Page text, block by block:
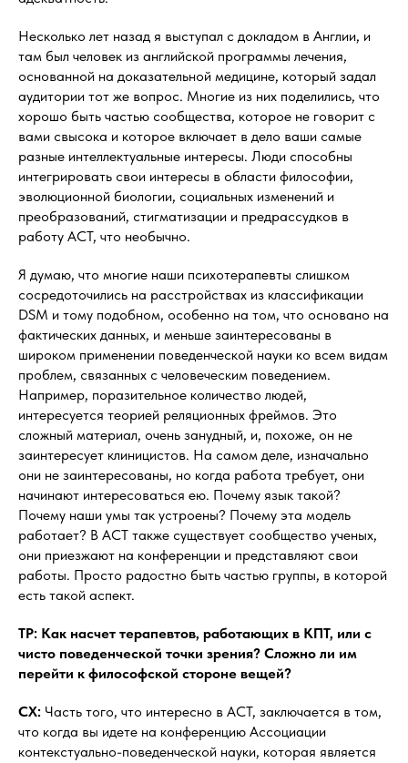
Несколько лет назад я выступал с докладом в Англии, и
там был человек из английской программы лечения,
основанной на доказательной медицине, который задал
аудитории тот же вопрос. Многие из них поделились, что
хорошо быть частью сообщества, которое не говорит с
вами свысока и которое включает в дело ваши самые
разные интеллектуальные интересы. Люди способны
интегрировать свои интересы в области философии,
эволюционной биологии, социальных изменений и
преобразований, стигматизации и предрассудков в
работу АСТ, что необычно.
Я думаю, что многие наши психотерапевты слишком
сосредоточились на расстройствах из классификации
DSM и тому подобном, особенно на том, что основано на
фактических данных, и меньше заинтересованы в
широком применении поведенческой науки ко всем видам
проблем, связанных с человеческим поведением.
Например, поразительное количество людей,
интересуется теорией реляционных фреймов. Это
сложный материал, очень занудный, и, похоже, он не
заинтересует клиницистов. На самом деле, изначально
они не заинтересованы, но когда работа требует, они
начинают интересоваться ею. Почему язык такой?
Почему наши умы так устроены? Почему эта модель
работает? В ACT также существует сообщество ученых,
они приезжают на конференции и представляют свои
работы. Просто радостно быть частью группы, в которой
есть такой аспект.
ТР: Как насчет терапевтов, работающих в КПТ, или с
чисто поведенческой точки зрения? Сложно ли им
перейти к философской стороне вещей?
СХ: Часть того, что интересно в ACT, заключается в том,
что когда вы идете на конференцию Ассоциации
контекстуально-поведенческой науки, которая является